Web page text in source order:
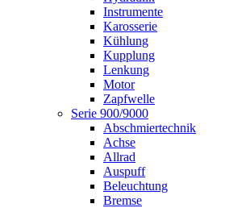
Instrumente
Karosserie
Kühlung
Kupplung
Lenkung
Motor
Zapfwelle
Serie 900/9000
Abschmiertechnik
Achse
Allrad
Auspuff
Beleuchtung
Bremse